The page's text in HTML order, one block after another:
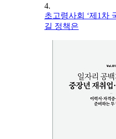
4.
초고령사회 ‘제1차
길 정책은